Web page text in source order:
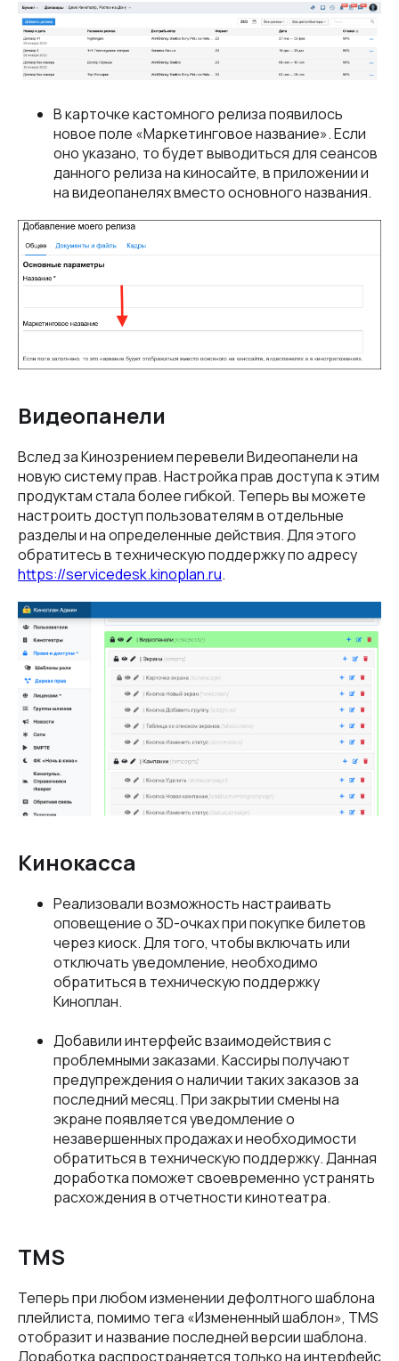
В карточке кастомного релиза появилось
новое поле «Маркетинговое название». Если
оно указано, то будет выводиться для сеансов
данного релиза на киносайте, в приложении и
на видеопанелях вместо основного названия.
Видеопанели
Вслед за Кинозрением перевели Видеопанели на
новую систему прав. Настройка прав доступа к этим
продуктам стала более гибкой. Теперь вы можете
настроить доступ пользователям в отдельные
разделы и на определенные действия. Для этого
обратитесь в техническую поддержку по адресу
https://servicedesk.kinoplan.ru.
Кинокасса
Реализовали возможность настраивать
оповещение о 3D-очках при покупке билетов
через киоск. Для того, чтобы включать или
отключать уведомление, необходимо
обратиться в техническую поддержку
Киноплан.
Добавили интерфейс взаимодействия с
проблемными заказами. Кассиры получают
предупреждения о наличии таких заказов за
последний месяц. При закрытии смены на
экране появляется уведомление о
незавершенных продажах и необходимости
обратиться в техническую поддержку. Данная
доработка поможет своевременно устранять
расхождения в отчетности кинотеатра.
TMS
Теперь при любом изменении дефолтного шаблона
плейлиста, помимо тега «Измененный шаблон», TMS
отобразит и название последней версии шаблона.
Доработка распространяется только на интерфейс